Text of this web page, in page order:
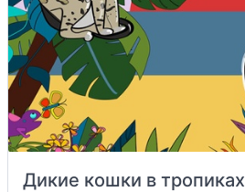
Дикие кошки в тропиках